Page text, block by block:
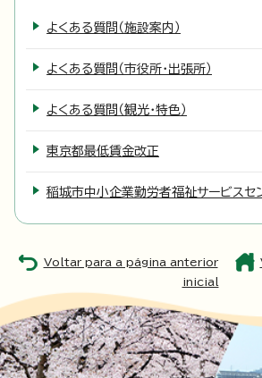
よくある質問（施設案内）
よくある質問（市役所・出張所）
よくある質問（観光・特色）
東京都最低賃金改正
稲城市中小企業勤労者福祉サービスセン
Voltar para a página anterior
inicial